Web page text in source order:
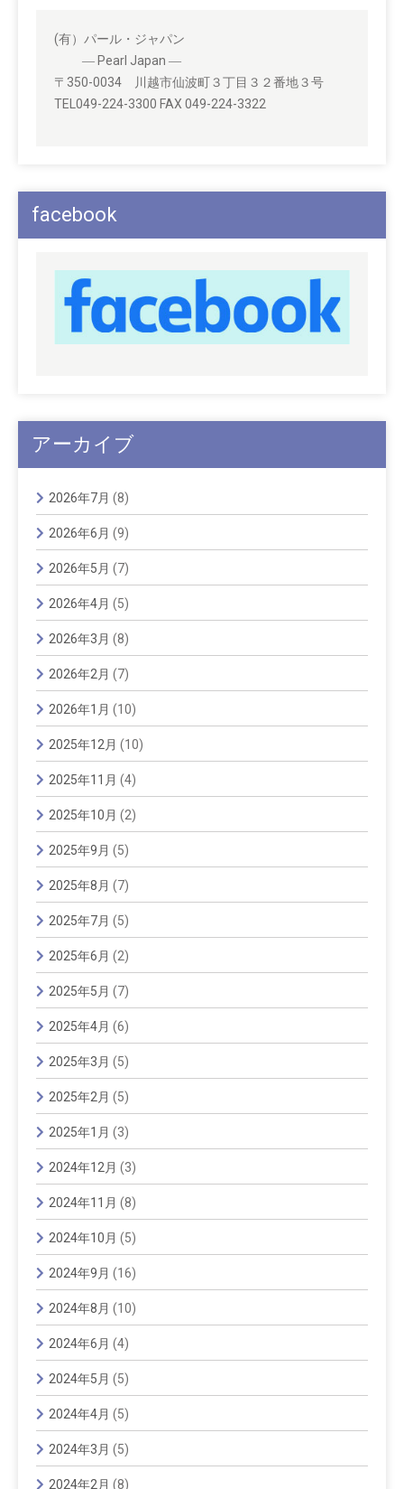
(有）パール・ジャパン
― Pearl Japan ―
〒350-0034 川越市仙波町３丁目３２番地３号
TEL049-224-3300 FAX 049-224-3322
facebook
アーカイブ
2026年7月 (8)
2026年6月 (9)
2026年5月 (7)
2026年4月 (5)
2026年3月 (8)
2026年2月 (7)
2026年1月 (10)
2025年12月 (10)
2025年11月 (4)
2025年10月 (2)
2025年9月 (5)
2025年8月 (7)
2025年7月 (5)
2025年6月 (2)
2025年5月 (7)
2025年4月 (6)
2025年3月 (5)
2025年2月 (5)
2025年1月 (3)
2024年12月 (3)
2024年11月 (8)
2024年10月 (5)
2024年9月 (16)
2024年8月 (10)
2024年6月 (4)
2024年5月 (5)
2024年4月 (5)
2024年3月 (5)
2024年2月 (8)